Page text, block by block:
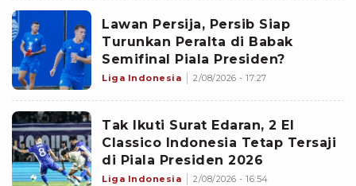
Lawan Persija, Persib Siap
Turunkan Peralta di Babak
Semifinal Piala Presiden?
Liga Indonesia 2/08/2026 - 17:27
Tak Ikuti Surat Edaran, 2 El
Classico Indonesia Tetap Tersaji
di Piala Presiden 2026
Liga Indonesia 2/08/2026 - 16:54